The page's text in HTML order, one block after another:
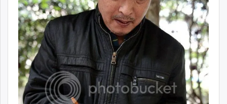
urlag.mn
unen.mn
asu.mn
shudarga.mn
shuurhai.mn
unuudur.mn
isee.mn
mglradio.com